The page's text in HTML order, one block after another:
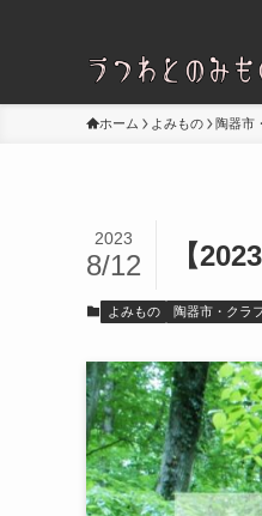
ホーム よみもの 陶器市
【
2023
8/12
よみもの 陶器市・クラ